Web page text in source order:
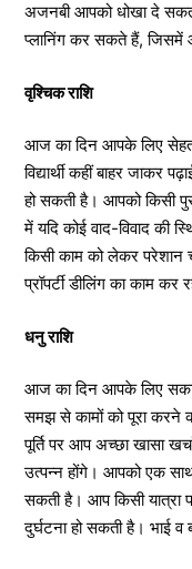
अजनबी आपको धोखा दे
प्लानिंग कर सकते हैं, जिसमें
वृश्चिक राशि
आज का दिन आपके लिए सेहत
विद्यार्थी कहीं बाहर जाकर
हो सकती है। आपको किसी
में यदि कोई वाद-विवाद की
किसी काम को लेकर परेशान
प्रॉपर्टी डीलिंग का काम कर
धनु राशि
आज का दिन आपके लिए
समझ से कामों को पूरा
पूर्ति पर आप अच्छा खासा
उत्पन्न होंगे। आपको एक
सकती है। आप किसी यात्रा
दुर्घटना हो सकती है। भाई